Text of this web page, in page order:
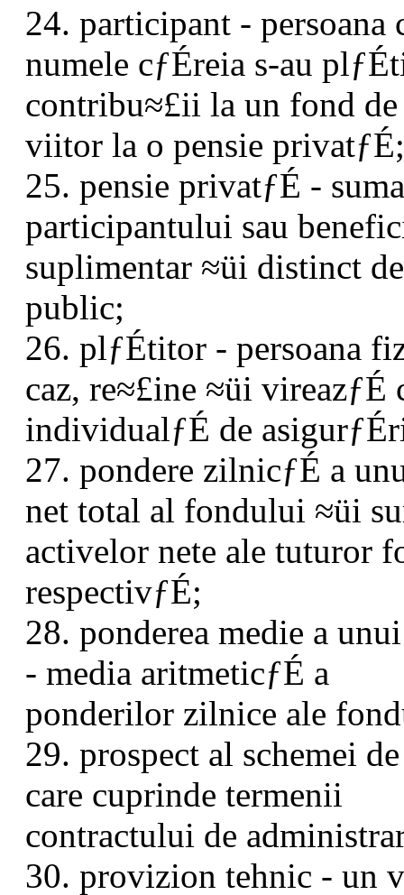
24. participant -
numele cƒÉreia s-au
contribu≈£ii la un fond
viitor la o pensie privatƒÉ;
25. pensie privatƒÉ -
participantului sau
suplimentar ≈üi distinct
public;
26. plƒÉtitor - persoana
caz, re≈£ine ≈üi vireazƒÉ
individualƒÉ de
27. pondere zilnicƒÉ a
net total al fondului ≈üi
activelor nete ale tuturor
respectivƒÉ;
28. ponderea medie a
- media aritmeticƒÉ a
ponderilor zilnice ale
29. prospect al schemei
care cuprinde termenii
contractului de
30. provizion tehnic - un